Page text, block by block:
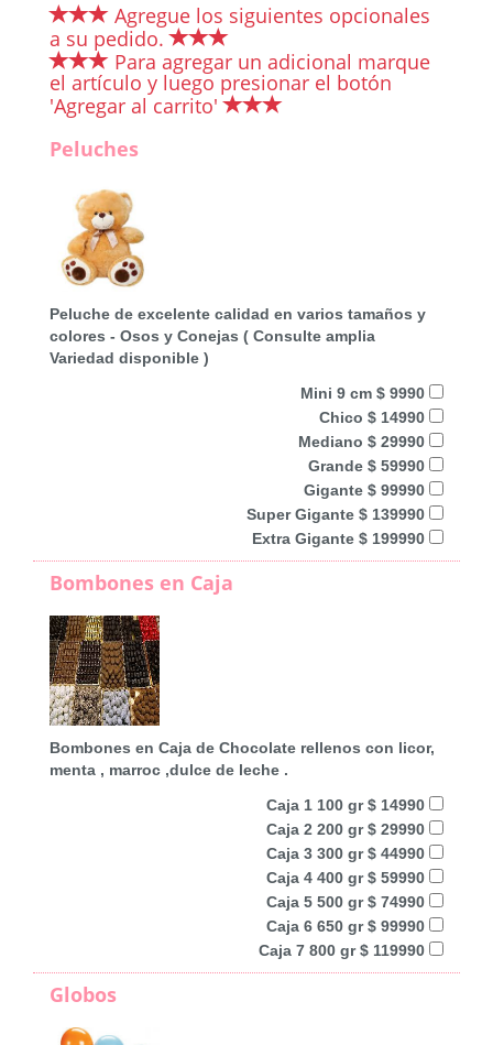
Agregue los siguientes opcionales
a su pedido.
Para agregar un adicional marque
el artículo y luego presionar el botón
'Agregar al carrito'
Peluches
Peluche de excelente calidad en varios tamaños y
colores - Osos y Conejas ( Consulte amplia
Variedad disponible )
Mini 9 cm $ 9990
Chico $ 14990
Mediano $ 29990
Grande $ 59990
Gigante $ 99990
Super Gigante $ 139990
Extra Gigante $ 199990
Bombones en Caja
Bombones en Caja de Chocolate rellenos con licor,
menta , marroc ,dulce de leche .
Caja 1 100 gr $ 14990
Caja 2 200 gr $ 29990
Caja 3 300 gr $ 44990
Caja 4 400 gr $ 59990
Caja 5 500 gr $ 74990
Caja 6 650 gr $ 99990
Caja 7 800 gr $ 119990
Globos